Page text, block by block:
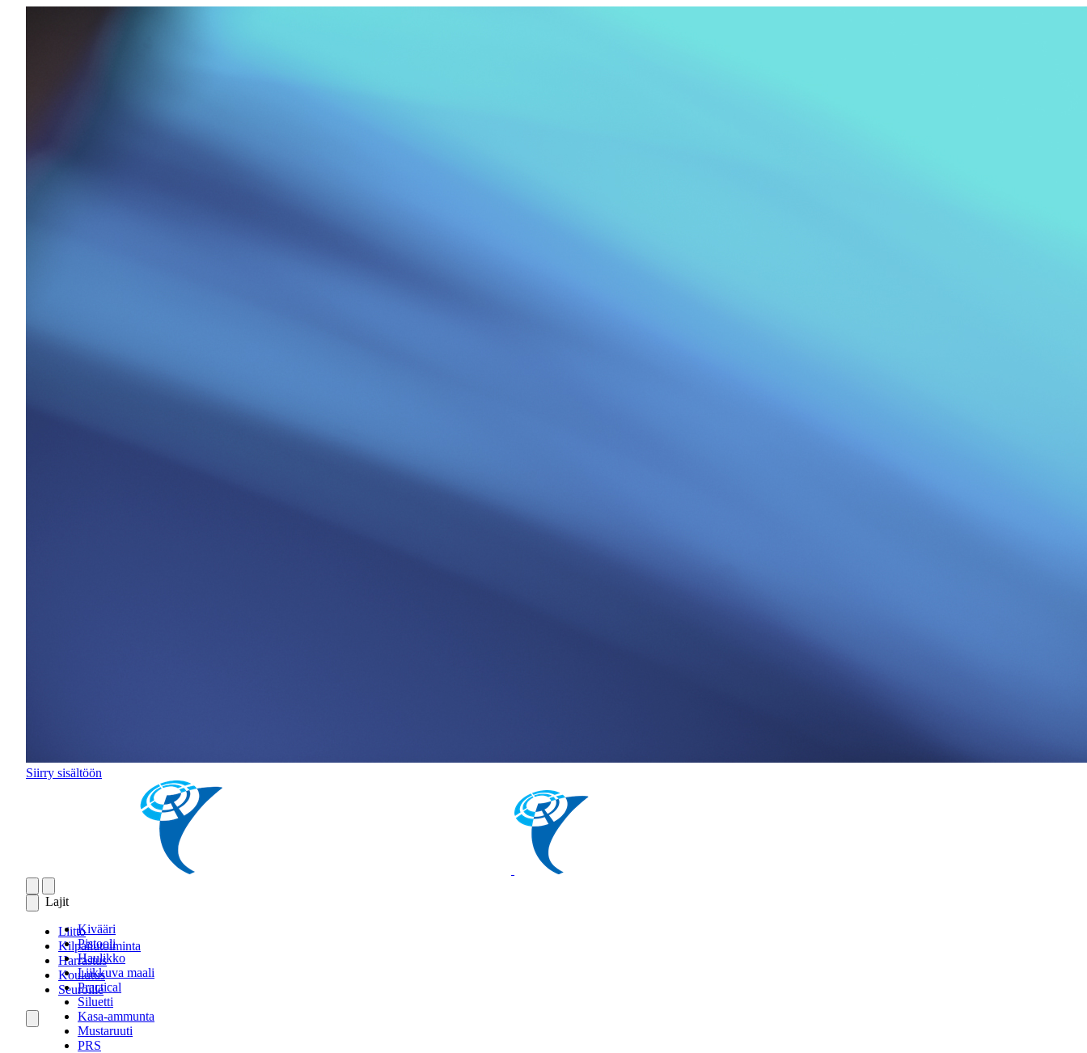
Siirry sisältöön
Lajit
Kivääri
Pistooli
Haulikko
Liikkuva maali
Practical
Siluetti
Kasa-ammunta
Mustaruuti
PRS
Liitto
Kilpailutoiminta
Harrastus
Koulutus
Seuroille